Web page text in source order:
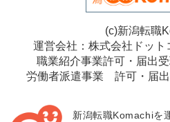
(c)新潟転職
運営会社：株式会社ドッ
職業紹介事業許可・届出
労働者派遣事業 許可・届
新潟転職Komachiを